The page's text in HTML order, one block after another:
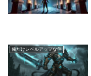
俺だけレベルアップな件